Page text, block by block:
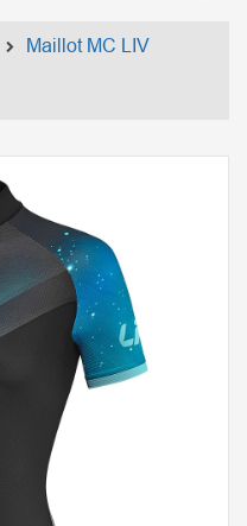
Maillot MC LIV